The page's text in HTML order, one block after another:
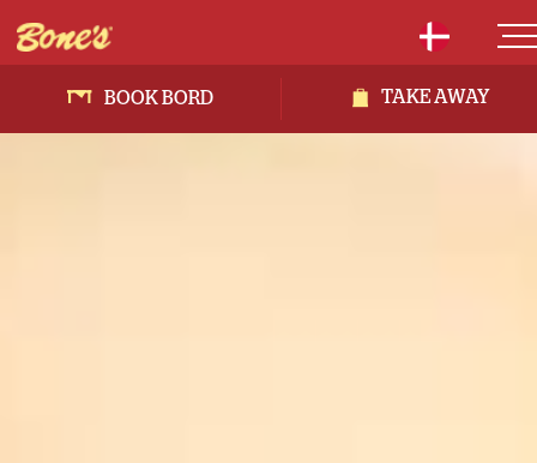
BOOK BORD TAKE AWAY